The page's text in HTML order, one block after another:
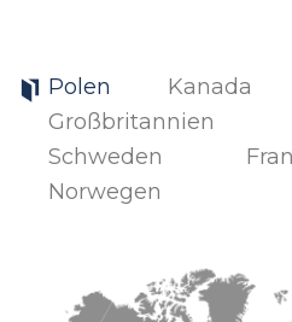
Polen Kanada
Großbritannien
Schweden
Norwegen